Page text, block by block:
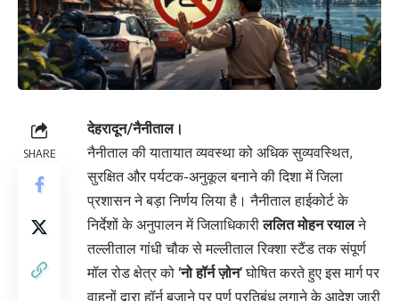
SHARE
देहरादून/नैनीताल।
नैनीताल की यातायात व्यवस्था को अधिक सुव्यवस्थित,
सुरक्षित और पर्यटक-अनुकूल बनाने की दिशा में जिला
प्रशासन ने बड़ा निर्णय लिया है। नैनीताल हाईकोर्ट के
निर्देशों के अनुपालन में जिलाधिकारीललित मोहन रयालने
तल्लीताल गांधी चौक से मल्लीताल रिक्शा स्टैंड तक संपूर्ण
मॉल रोड क्षेत्र को ‘नो हॉर्न ज़ोन’घोषित करते हुए इस मार्ग पर
वाहनों द्वारा हॉर्न बजाने पर पूर्ण प्रतिबंध लगाने के आदेश जारी